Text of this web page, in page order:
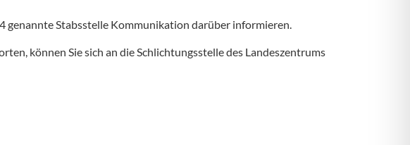
genannte Stabsstelle Kommunikation darüber informieren.
können Sie sich an die Schlichtungsstelle des Landeszentrums